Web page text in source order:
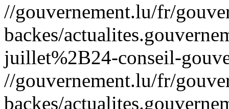
//gouvernement.lu/fr/
backes/
juillet%2B24-conseil-
//gouvernement.lu/fr/
backes/